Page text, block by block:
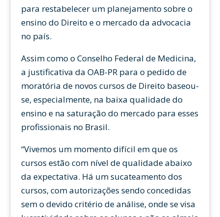
para restabelecer um planejamento sobre o
ensino do Direito e o mercado da advocacia
no país.
Assim como o Conselho Federal de Medicina,
a justificativa da OAB-PR para o pedido de
moratória de novos cursos de Direito baseou-
se, especialmente, na baixa qualidade do
ensino e na saturação do mercado para esses
profissionais no Brasil.
“Vivemos um momento difícil em que os
cursos estão com nível de qualidade abaixo
da expectativa. Há um sucateamento dos
cursos, com autorizações sendo concedidas
sem o devido critério de análise, onde se visa